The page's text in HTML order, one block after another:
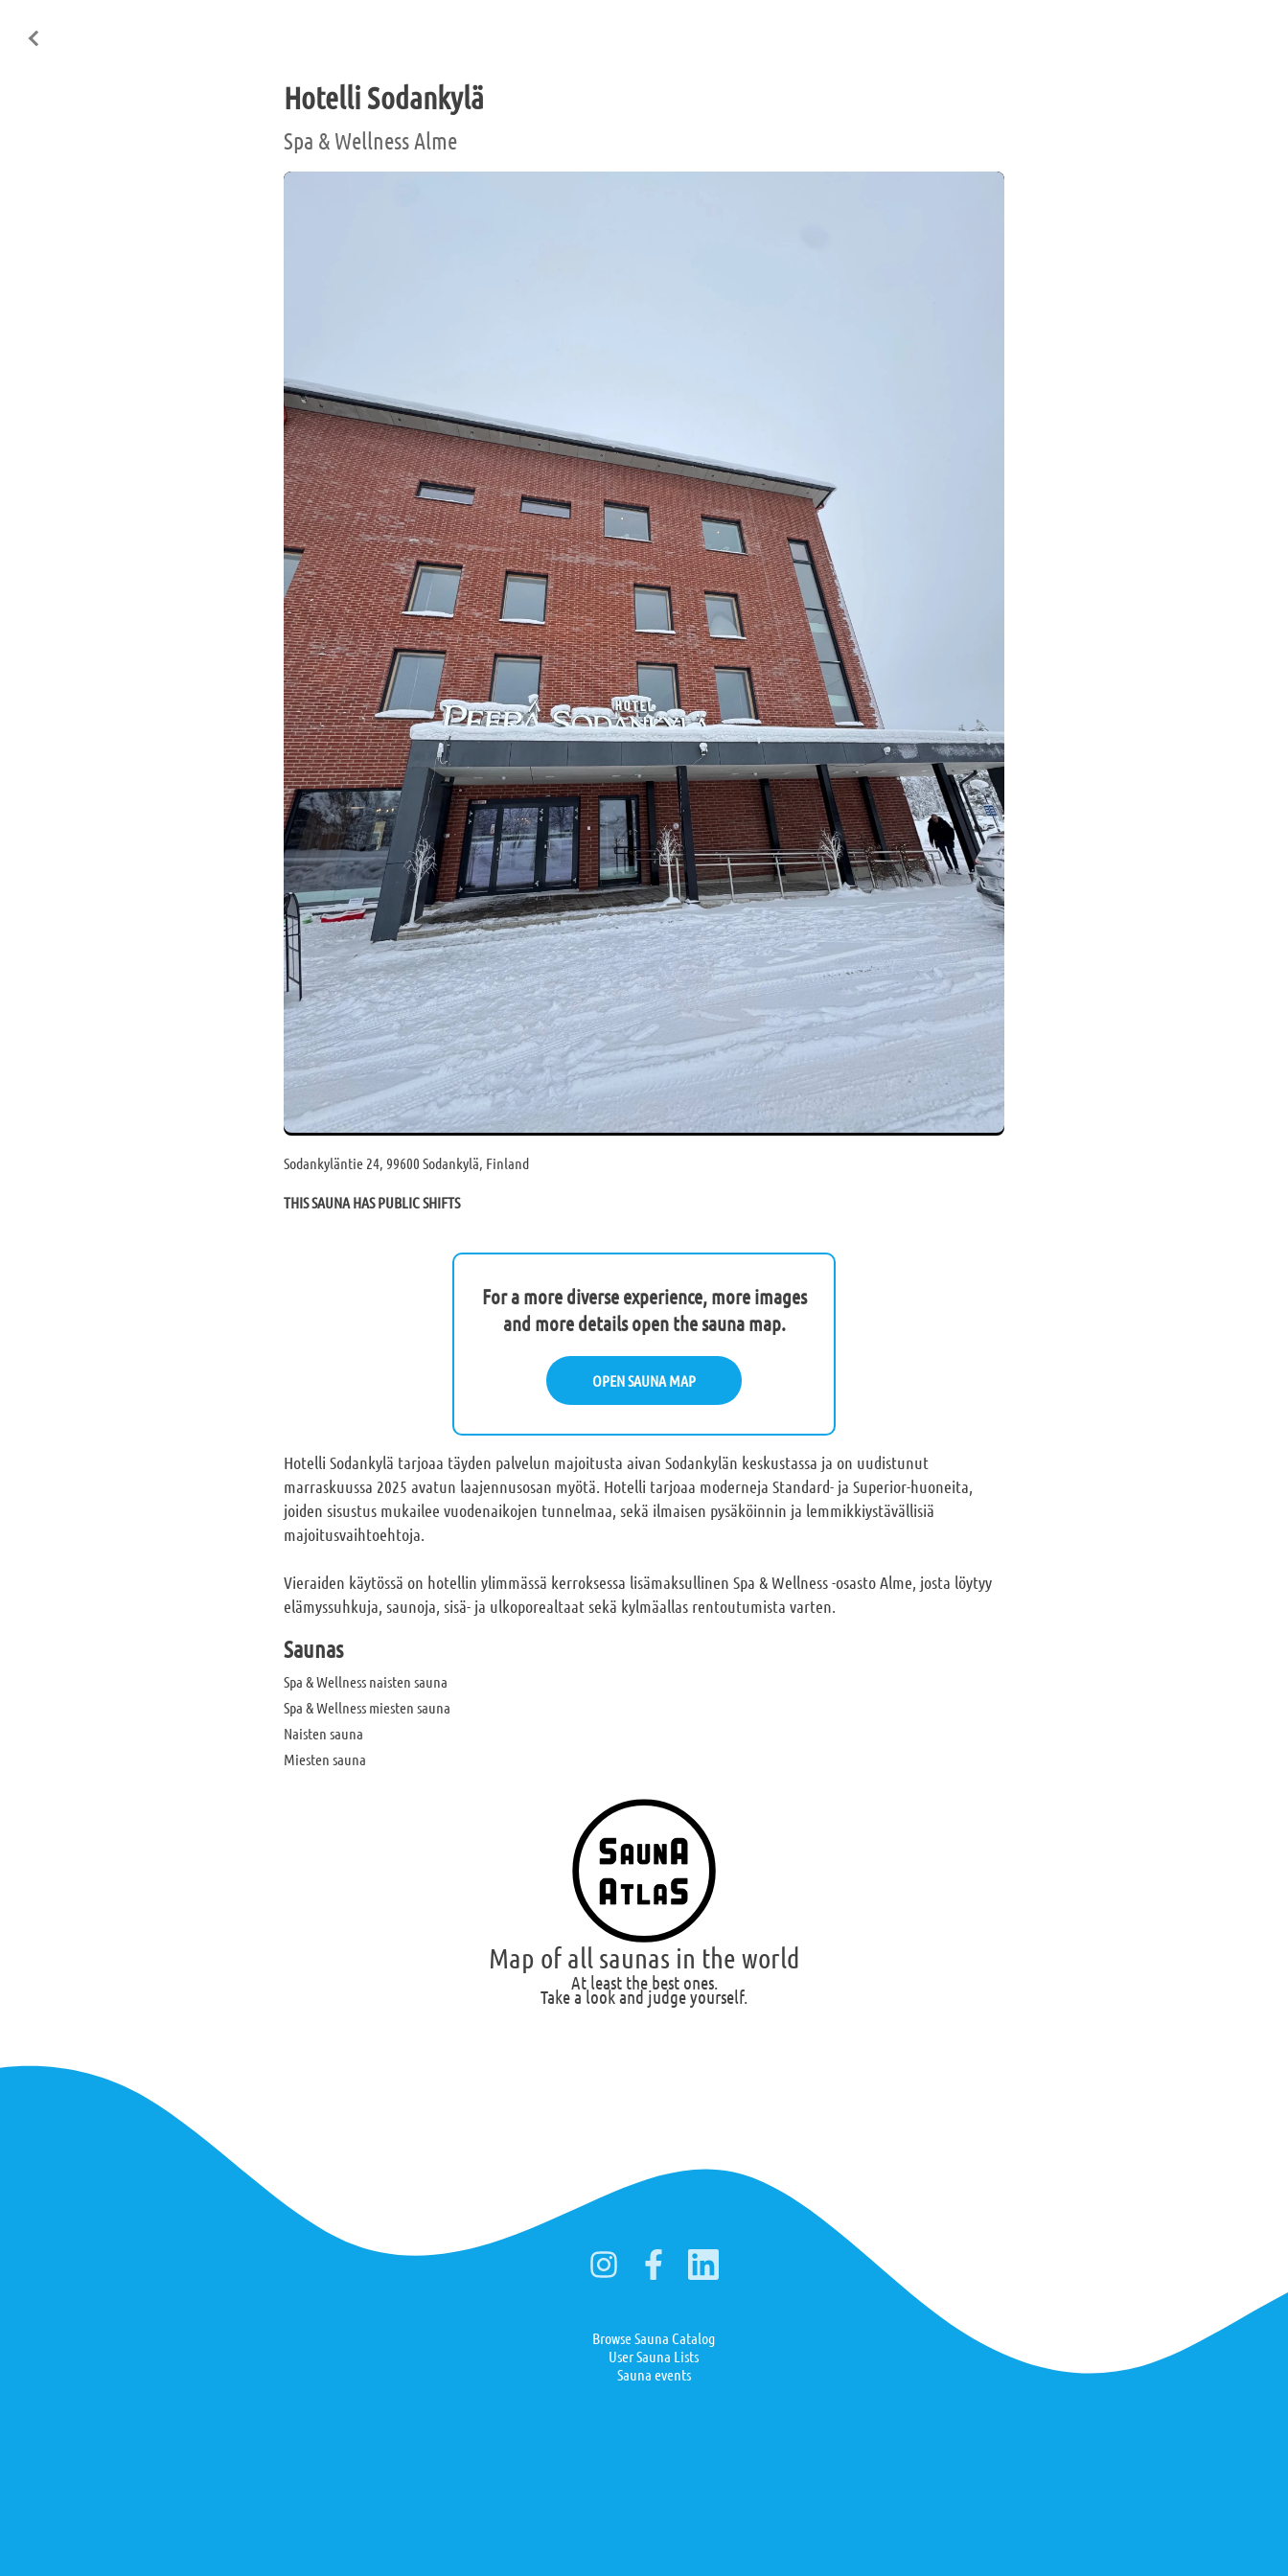
Hotelli Sodankylä
Spa & Wellness Alme
Sodankyläntie 24, 99600 Sodankylä, Finland
THIS SAUNA HAS PUBLIC SHIFTS
For a more diverse experience, more images
and more details open the sauna map.
OPEN SAUNA MAP
Hotelli Sodankylä tarjoaa täyden palvelun majoitusta aivan Sodankylän keskustassa ja on uudistunut
marraskuussa 2025 avatun laajennusosan myötä. Hotelli tarjoaa moderneja Standard- ja Superior-huoneita,
joiden sisustus mukailee vuodenaikojen tunnelmaa, sekä ilmaisen pysäköinnin ja lemmikkiystävällisiä
majoitusvaihtoehtoja.
Vieraiden käytössä on hotellin ylimmässä kerroksessa lisämaksullinen Spa & Wellness -osasto Alme, josta löytyy
elämyssuhkuja, saunoja, sisä- ja ulkoporealtaat sekä kylmäallas rentoutumista varten.
Saunas
Spa & Wellness naisten sauna
Spa & Wellness miesten sauna
Naisten sauna
Miesten sauna
Map of all saunas in the world
At least the best ones.
Take a look and judge yourself.
Browse Sauna Catalog
User Sauna Lists
Sauna events